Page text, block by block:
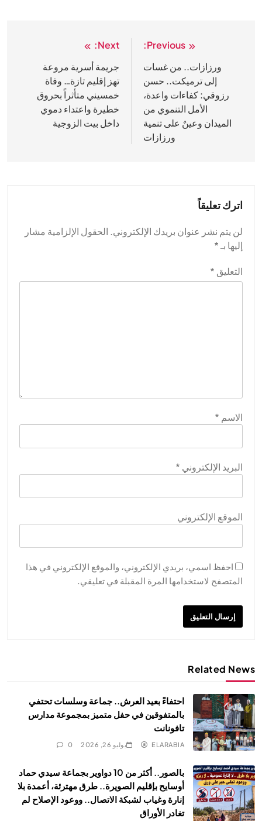
المقالات
Previous:
ورزازات.. ​من غسات
إلى ترميكت.. حسن
رزوقي: كفاءات واعدة،
الأمل التنموي من
الميدان وعينٌ على تنمية
ورزازات
Next:
جريمة أسرية مروعة
تهز إقليم تازة… وفاة
خمسيني متأثراً بحروق
خطيرة واعتداء دموي
داخل بيت الزوجية
اترك تعليقاً
لن يتم نشر عنوان بريدك الإلكتروني. الحقول الإلزامية مشار
إليها بـ*
التعليق *
الاسم *
البريد الإلكتروني *
الموقع الإلكتروني
احفظ اسمي، بريدي الإلكتروني، والموقع الإلكتروني في هذا
المتصفح لاستخدامها المرة المقبلة في تعليقي.
Related News
احتفاءً بعيد العرش.. جماعة وسلسات تحتفي
بالمتفوقين في حفل متميز بمجموعة مدارس
تافونانت
ELARABIA يوليو 26, 2026 0
بالصور.. أكثر من 10 دواوير بجماعة سيدي حماد
أوسايح بإقليم الصويرة.. طرق مهترئة، أعمدة بلا
إنارة وغياب لشبكة الاتصال.. ووعود الإصلاح لم
تغادر الأوراق